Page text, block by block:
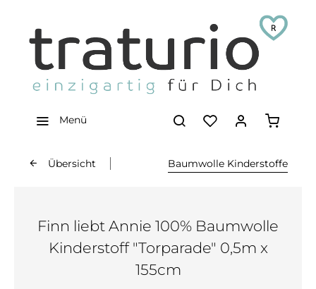
Menü
Übersicht Baumwolle Kinderstoffe
Finn liebt Annie 100% Baumwolle
Kinderstoff "Torparade" 0,5m x
155cm